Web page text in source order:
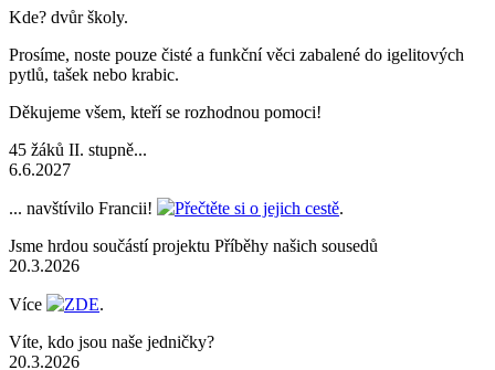
Kde? dvůr školy.
Prosíme, noste pouze čisté a funkční věci zabalené do igelitových
pytlů, tašek nebo krabic.
Děkujeme všem, kteří se rozhodnou pomoci!
45 žáků II. stupně...
6.6.2027
... navštívilo Francii! Přečtěte si o jejich cestě.
Jsme hrdou součástí projektu Příběhy našich sousedů
20.3.2026
Více ZDE.
Víte, kdo jsou naše jedničky?
20.3.2026